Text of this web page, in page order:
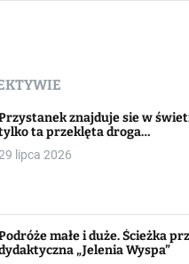
znajduje sie w
ta przeklęta droga…
lipca 2026
małe i duże. Ścieżka
„Jelenia Wyspa”